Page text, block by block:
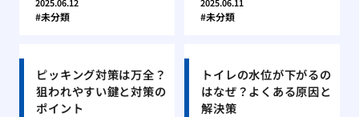
2025.06.12
未分類
2025.06.11
未分類
ピッキング対策は万全？
狙われやすい鍵と対策の
ポイント
トイレの水位が下がるの
はなぜ？よくある原因と
解決策